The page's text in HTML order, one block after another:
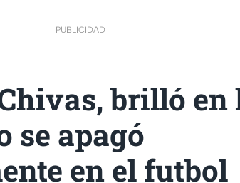
PUBLICIDAD
brilló en
se apagó
en el futbol